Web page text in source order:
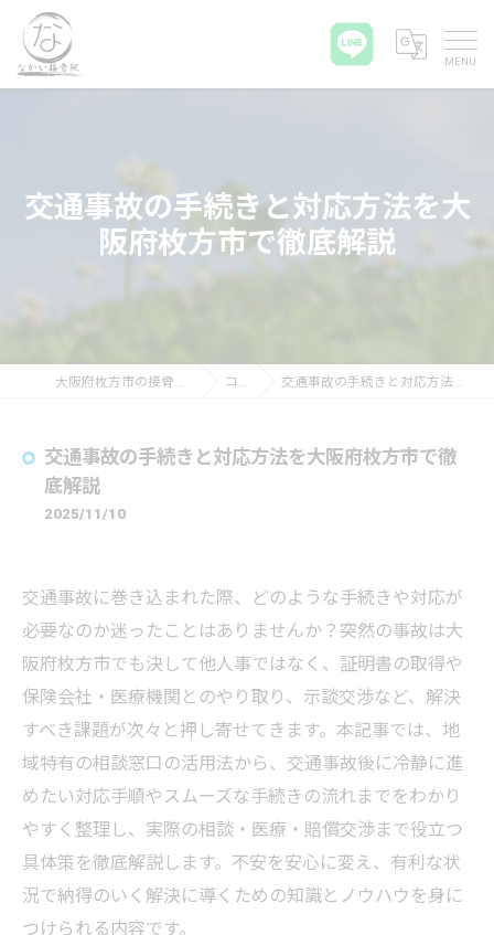
交通事故の手続きと対応方法を大
阪府枚方市で徹底解説
大阪府枚方市の接骨院ならなかい接骨院 コラム 交通事故の手続きと対応方法を大阪府枚方市で徹底解説
交通事故の手続きと対応方法を大阪府枚方市で徹
底解説
2025/11/10
交通事故に巻き込まれた際、どのような手続きや対応が
必要なのか迷ったことはありませんか？突然の事故は大
阪府枚方市でも決して他人事ではなく、証明書の取得や
保険会社・医療機関とのやり取り、示談交渉など、解決
すべき課題が次々と押し寄せてきます。本記事では、地
域特有の相談窓口の活用法から、交通事故後に冷静に進
めたい対応手順やスムーズな手続きの流れまでをわかり
やすく整理し、実際の相談・医療・賠償交渉まで役立つ
具体策を徹底解説します。不安を安心に変え、有利な状
況で納得のいく解決に導くための知識とノウハウを身に
つけられる内容です。